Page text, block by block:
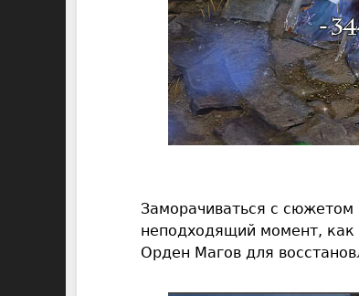
Заморачиваться с
неподходящий момент, как
Орден Магов для